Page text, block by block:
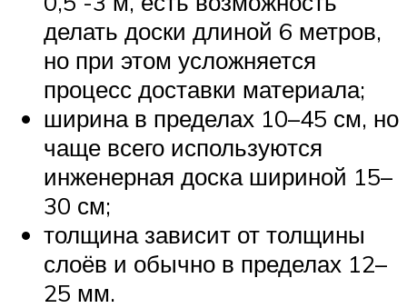
делать доски длиной 6 метров,
но при этом усложняется
процесс доставки материала;
ширина в пределах 10–45 см, но
чаще всего используются
инженерная доска шириной 15–
30 см;
толщина зависит от толщины
слоёв и обычно в пределах 12–
25 мм.